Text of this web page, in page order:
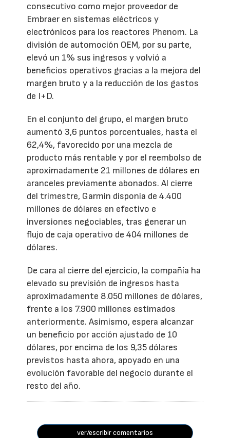
consecutivo como mejor proveedor de
Embraer en sistemas eléctricos y
electrónicos para los reactores Phenom. La
división de automoción OEM, por su parte,
elevó un 1% sus ingresos y volvió a
beneficios operativos gracias a la mejora del
margen bruto y a la reducción de los gastos
de I+D.
En el conjunto del grupo, el margen bruto
aumentó 3,6 puntos porcentuales, hasta el
62,4%, favorecido por una mezcla de
producto más rentable y por el reembolso de
aproximadamente 21 millones de dólares en
aranceles previamente abonados. Al cierre
del trimestre, Garmin disponía de 4.400
millones de dólares en efectivo e
inversiones negociables, tras generar un
flujo de caja operativo de 404 millones de
dólares.
De cara al cierre del ejercicio, la compañía ha
elevado su previsión de ingresos hasta
aproximadamente 8.050 millones de dólares,
frente a los 7.900 millones estimados
anteriormente. Asimismo, espera alcanzar
un beneficio por acción ajustado de 10
dólares, por encima de los 9,35 dólares
previstos hasta ahora, apoyado en una
evolución favorable del negocio durante el
resto del año.
ver/escribir comentarios